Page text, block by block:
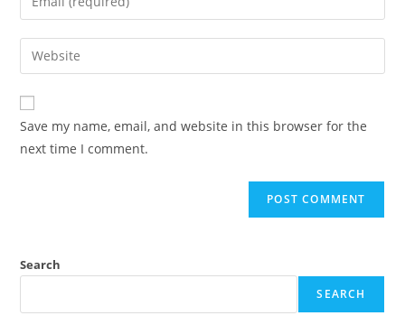
Save my name, email, and website in this browser for the
next time I comment.
Search
SEARCH